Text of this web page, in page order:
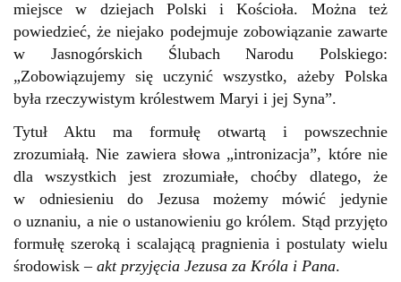
miejsce w dziejach Polski i Kościoła. Można też
powiedzieć, że niejako podejmuje zobowiązanie zawarte
w Jasnogórskich Ślubach Narodu Polskiego:
„Zobowiązujemy się uczynić wszystko, ażeby Polska
była rzeczywistym królestwem Maryi i jej Syna”.
Tytuł Aktu ma formułę otwartą i powszechnie
zrozumiałą. Nie zawiera słowa „intronizacja”, które nie
dla wszystkich jest zrozumiałe, choćby dlatego, że
w odniesieniu do Jezusa możemy mówić jedynie
o uznaniu, a nie o ustanowieniu go królem. Stąd przyjęto
formułę szeroką i scalającą pragnienia i postulaty wielu
środowisk –akt przyjęcia Jezusa za Króla i Pana.